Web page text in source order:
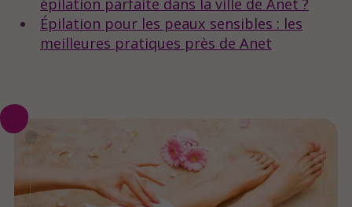
Épilation pour les peaux sensibles : les
meilleures pratiques près de Anet